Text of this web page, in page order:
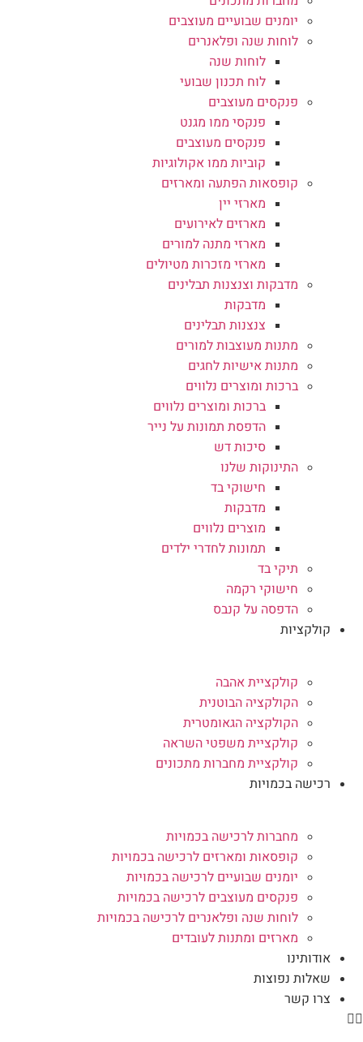
יומנים שבועיים מעוצבים
לוחות שנה ופלאנרים
לוחות שנה
לוח תכנון שבועי
פנקסים מעוצבים
פנקסי ממו מגנט
פנקסים מעוצבים
קוביות ממו אקולוגיות
קופסאות הפתעה ומארזים
מארזי יין
מארזים לאירועים
מארזי מתנה למורים
מארזי מזכרות מטיולים
מדבקות וצנצנות תבלינים
מדבקות
צנצנות תבלינים
מתנות מעוצבות למורים
מתנות אישיות לחגים
ברכות ומוצרים נלווים
ברכות ומוצרים נלווים
הדפסת תמונות על נייר
סיכות דש
התינוקות שלנו
חישוקי בד
מדבקות
מוצרים נלווים
תמונות לחדרי ילדים
תיקי בד
חישוקי רקמה
הדפסה על קנבס
קולקציות
קולקציית אהבה
הקולקציה הבוטנית
הקולקציה הגאומטרית
קולקציית משפטי השראה
קולקציית מחברות מתכונים
רכישה בכמויות
מחברות לרכישה בכמויות
קופסאות ומארזים לרכישה בכמויות
יומנים שבועיים לרכישה בכמויות
פנקסים מעוצבים לרכישה בכמויות
לוחות שנה ופלאנרים לרכישה בכמויות
מארזים ומתנות לעובדים
אודותינו
שאלות נפוצות
צרו קשר